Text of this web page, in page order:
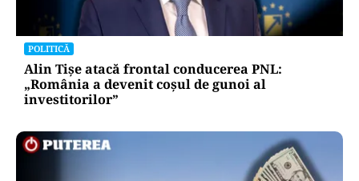
POLITICĂ
Alin Tișe atacă frontal conducerea PNL:
„România a devenit coșul de gunoi al
investitorilor”